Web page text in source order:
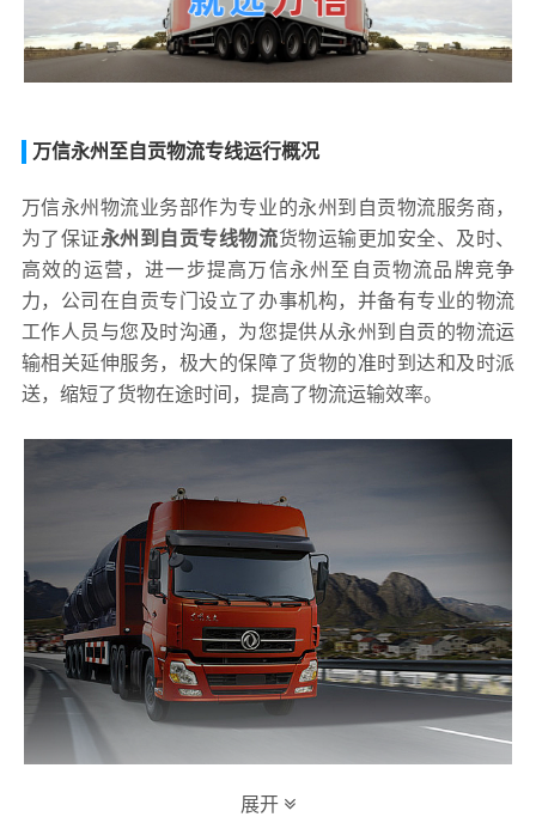
万信永州至自贡物流专线运行概况
万信永州物流业务部作为专业的永州到自贡物流服务商，
为了保证永州到自贡专线物流货物运输更加安全、及时、
高效的运营，进一步提高万信永州至自贡物流品牌竞争
力，公司在自贡专门设立了办事机构，并备有专业的物流
工作人员与您及时沟通，为您提供从永州到自贡的物流运
输相关延伸服务，极大的保障了货物的准时到达和及时派
送，缩短了货物在途时间，提高了物流运输效率。
展开